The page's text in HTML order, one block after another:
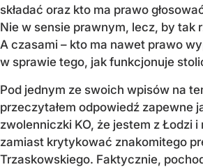
składać oraz kto ma prawo
Nie w sensie prawnym, lecz, by tak
A czasami – kto ma nawet prawo
w sprawie tego, jak funkcjonuje
Pod jednym ze swoich wpisów na
przeczytałem odpowiedź zapewne
zwolenniczki KO, że jestem z Łodzi
zamiast krytykować znakomitego
Trzaskowskiego. Faktycznie,